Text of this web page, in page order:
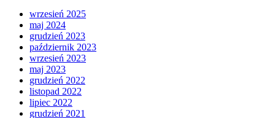
wrzesień 2025
maj 2024
grudzień 2023
październik 2023
wrzesień 2023
maj 2023
grudzień 2022
listopad 2022
lipiec 2022
grudzień 2021